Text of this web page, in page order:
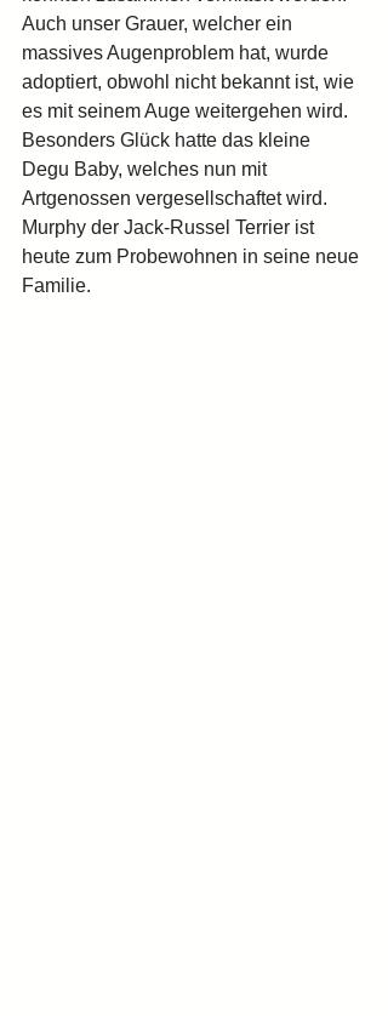
Auch unser Grauer, welcher ein
massives Augenproblem hat, wurde
adoptiert, obwohl nicht bekannt ist, wie
es mit seinem Auge weitergehen wird.
Besonders Glück hatte das kleine
Degu Baby, welches nun mit
Artgenossen vergesellschaftet wird.
Murphy der Jack-Russel Terrier ist
heute zum Probewohnen in seine neue
Familie.